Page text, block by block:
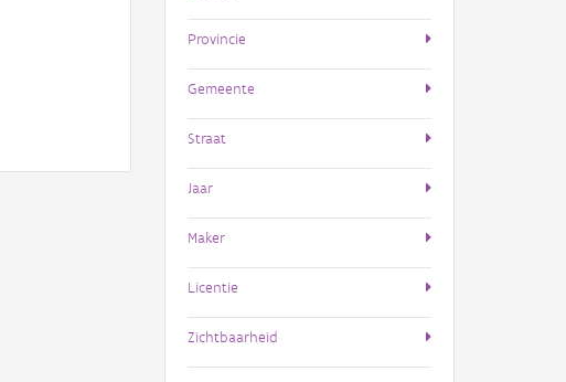
Provincie
Gemeente
Straat
Jaar
Maker
Licentie
Zichtbaarheid